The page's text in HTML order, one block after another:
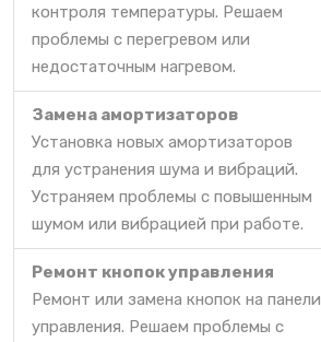
контроля температуры. Решаем
проблемы с перегревом или
недостаточным нагревом.
Замена амортизаторов
Установка новых амортизаторов
для устранения шума и вибраций.
Устраняем проблемы с повышенным
шумом или вибрацией при работе.
Ремонт кнопок управления
Ремонт или замена кнопок на панели
управления. Решаем проблемы с